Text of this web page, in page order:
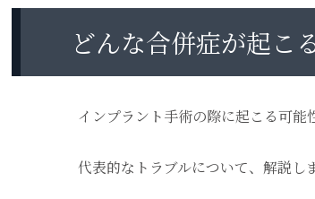
どんな合併症が起こ
インプラント手術の際に起こる可
代表的なトラブルについて、解説しま